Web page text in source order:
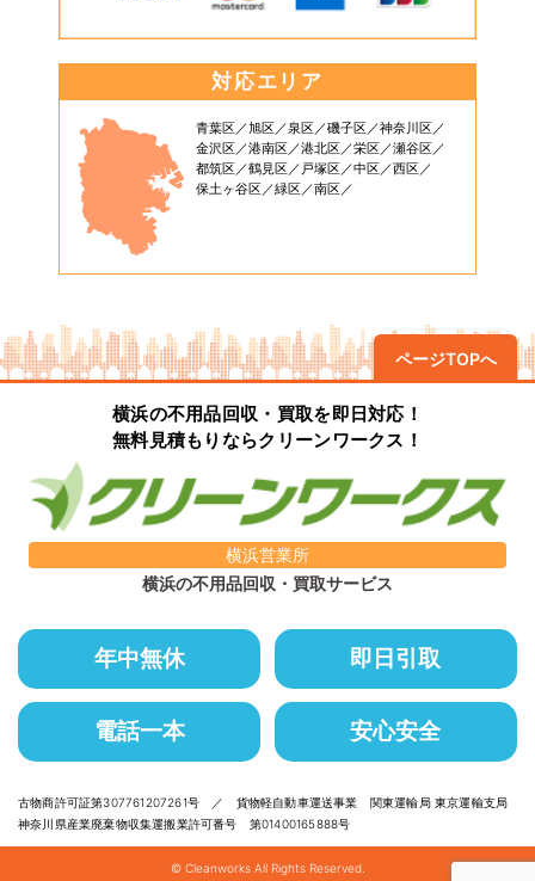
対応エリア
青葉区 旭区 泉区 磯子区
神奈川区
金沢区
港南区 港北区 栄区
瀬谷区
都筑区
鶴見区 戸塚区 中区
西区
保土ヶ谷区
緑区 南区
ページTOPへ
横浜の不用品回収・買取を即日対応！
無料見積もりならクリーンワークス！
横浜営業所
横浜の不用品回収・買取サービス
年中無休 即日引取
電話一本 安心安全
古物商許可証第307761207261号 ／ 貨物軽自動車運送事業 関東運輸局 東京運輸支局
神奈川県産業廃棄物収集運搬業許可番号 第01400165888号
© Cleanworks All Rights Reserved.